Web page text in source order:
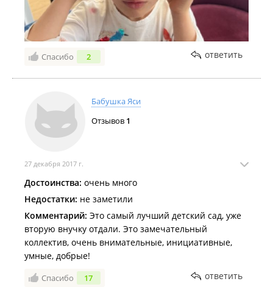
Спасибо 2 ответить
Бабушка Яси
Отзывов 1
27 декабря 2017 г.
Достоинства: очень много
Недостатки: не заметили
Комментарий: Это самый лучший детский сад, уже
вторую внучку отдали. Это замечательный
коллектив, очень внимательные, инициативные,
умные, добрые!
Спасибо 17 ответить